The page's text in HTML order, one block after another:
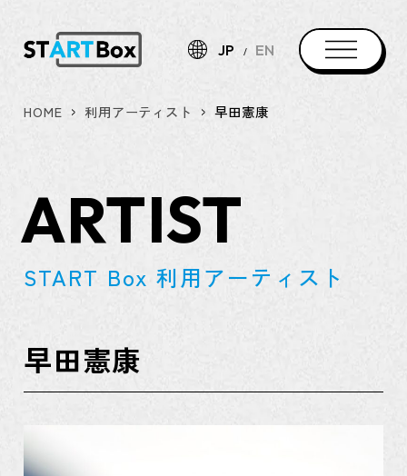
JP EN
HOME 利用アーティスト 早田憲康
ARTIST
START Box 利用アーティスト
早田憲康